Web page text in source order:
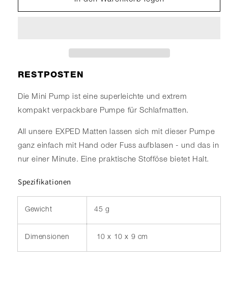
Mini
Mini
RESTPOSTEN
Die Mini Pump ist eine superleichte und extrem
kompakt verpackbare Pumpe für Schlafmatten.
All unsere EXPED Matten lassen sich mit dieser Pumpe
ganz einfach mit Hand oder Fuss aufblasen - und das in
nur einer Minute. Eine praktische Stofföse bietet Halt.
Spezifikationen
Gewicht 45 g
Dimensionen 10 x 10 x 9 cm